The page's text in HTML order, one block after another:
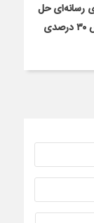
رسانه‌ای حل
نمی‌شود! / مهرماه زمان راستی‌آزمایی وعده کاهش ۳۰ درصدی